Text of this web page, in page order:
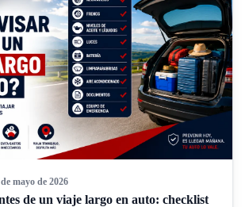
mayo de 2026
de un viaje largo en auto: checklist